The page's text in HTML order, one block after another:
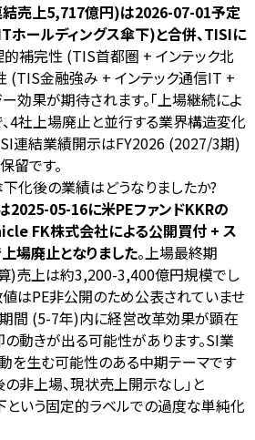
結売上5,717億円)は2026-07-01予定
ホールディングス傘下)と合併、TISIに
的補完性 (TIS首都圏 + インテック北
(TIS金融強み + インテック通信IT +
効果が期待されます。「上場継続によ
4社上場廃止と並行する業界構造変化
連結業績開示はFY2026 (2027/3期)
留です。
下化後の業績はどうなりましたか?
2025-05-16に米PEファンドKKRの
FK株式会社による公開買付 + ス
場廃止となりました。上場最終期
)売上は約3,200-3,400億円規模でし
値はPE非公開のため公表されていませ
間 (5-7年)内に経営改革効果が顕在
動きが出る可能性があります。SI業
を生む可能性のある中期テーマです
非上場、現状売上開示なし」と
という固定的ラベルでの過度な単純化